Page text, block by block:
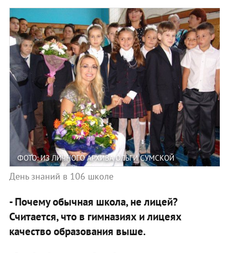
ФОТО: ИЗ ЛИЧНОГО АРХИВА ОЛЬГИ СУМСКОЙ
День знаний в 106 школе
- Почему обычная школа, не лицей?
Считается, что в гимназиях и лицеях
качество образования выше.